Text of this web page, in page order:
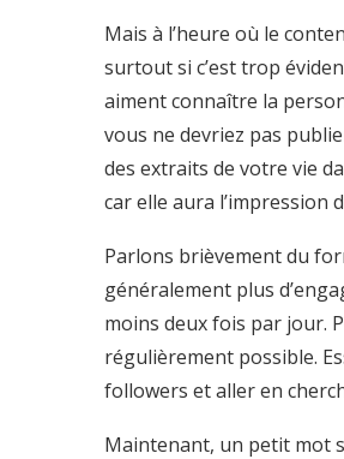
Mais à l’heure où le
surtout si c’est trop
aiment connaître la
vous ne devriez pas
des extraits de votre vie
car elle aura l’impression
Parlons brièvement du
généralement plus
moins deux fois par jour.
régulièrement possible.
followers et aller en
Maintenant, un petit mot